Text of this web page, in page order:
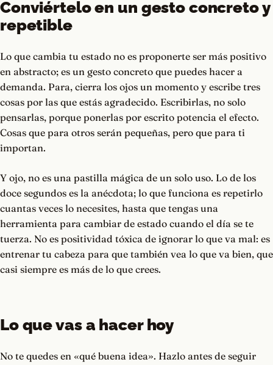
Conviértelo en un gesto concreto y
repetible
Lo que cambia tu estado no es proponerte ser más positivo
en abstracto; es un gesto concreto que puedes hacer a
demanda. Para, cierra los ojos un momento y escribe tres
cosas por las que estás agradecido. Escribirlas, no solo
pensarlas, porque ponerlas por escrito potencia el efecto.
Cosas que para otros serán pequeñas, pero que para ti
importan.
Y ojo, no es una pastilla mágica de un solo uso. Lo de los
doce segundos es la anécdota; lo que funciona es repetirlo
cuantas veces lo necesites, hasta que tengas una
herramienta para cambiar de estado cuando el día se te
tuerza. No es positividad tóxica de ignorar lo que va mal: es
entrenar tu cabeza para que también vea lo que va bien, que
casi siempre es más de lo que crees.
Lo que vas a hacer hoy
No te quedes en «qué buena idea». Hazlo antes de seguir